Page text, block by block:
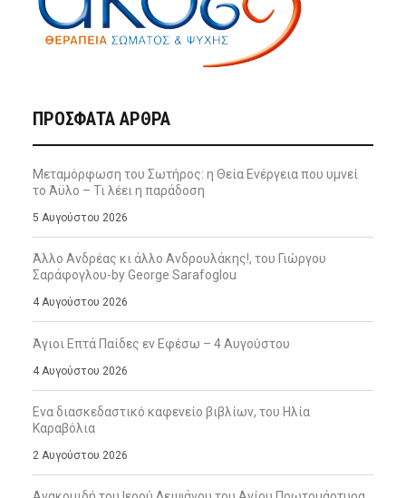
ΠΡΌΣΦΑΤΑ ΆΡΘΡΑ
Μεταμόρφωση του Σωτήρος: η Θεία Ενέργεια που υμνεί
το Άϋλο – Τι λέει η παράδοση
5 Αυγούστου 2026
Άλλο Ανδρέας κι άλλο Ανδρουλάκης!, του Γιώργου
Σαράφογλου-by George Sarafoglou
4 Αυγούστου 2026
Άγιοι Επτά Παίδες εν Εφέσω – 4 Αυγούστου
4 Αυγούστου 2026
Ενα διασκεδαστικό καφενείο βιβλίων, του Ηλία
Καραβόλια
2 Αυγούστου 2026